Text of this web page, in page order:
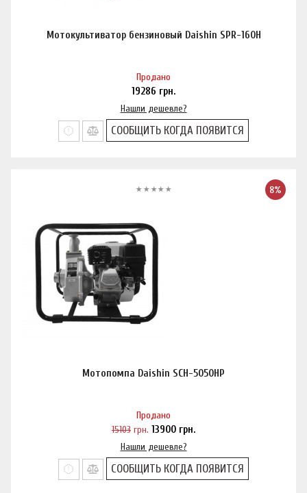
Мотокультиватор бензиновый Daishin SPR-160H
Продано
19286 грн.
Нашли дешевле?
СООБЩИТЬ КОГДА ПОЯВИТСЯ
8%
Мотопомпа Daishin SCH-5050HP
Продано
15103 грн. 13900 грн.
Нашли дешевле?
СООБЩИТЬ КОГДА ПОЯВИТСЯ